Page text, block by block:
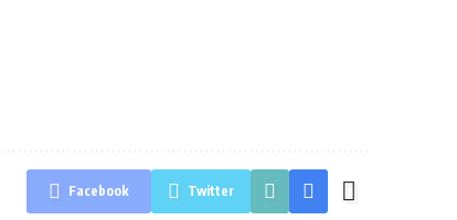
Facebook Twitter